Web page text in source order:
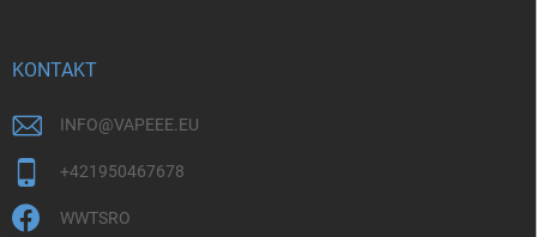
KONTAKT
INFO@VAPEEE.EU
+421950467678
WWTSRO